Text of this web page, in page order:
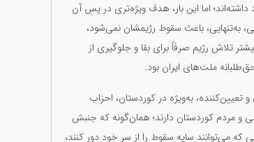
اما این بار، هدف ویژه‌تری در پسِ آن
به‌تنهایی، باعث سقوط رژیمشان نمی‌شود،
تلاش رژیم صرفاً برای بقا و جلوگیری از
ملت‌های ایران بود.
به‌ویژه در کوردستان، احزاب
و مردم کوردستان دارند؛ همان‌گونه که جنبش
که می‌توانند سایه سقوط را از سر خود دور کنند،